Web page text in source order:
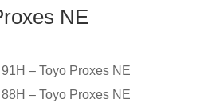
NE
– Toyo Proxes NE
– Toyo Proxes NE